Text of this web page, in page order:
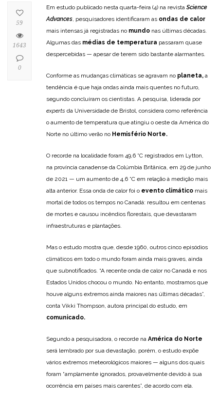
Em estudo publicado nesta quarta-feira (4) na revista Science
Advances, pesquisadores identificaram as ondas de calor
mais intensas já registradas no mundo nas últimas décadas.
Algumas das médias de temperatura passaram quase
despercebidas — apesar de terem sido bastante alarmantes.
Conforme as mudanças climáticas se agravam no planeta, a
tendência é que haja ondas ainda mais quentes no futuro,
segundo concluíram os cientistas. A pesquisa, liderada por
experts da Universidade de Bristol, considera como referência
o aumento de temperatura que atingiu o oeste da América do
Norte no último verão no Hemisfério Norte.
O recorde na localidade foram 49,6 °C registrados em Lytton,
na província canadense da Colúmbia Britânica, em 29 de junho
de 2021 — um aumento de 4,6 °C em relação à medição mais
alta anterior. Essa onda de calor foi o evento climático mais
mortal de todos os tempos no Canadá: resultou em centenas
de mortes e causou incêndios florestais, que devastaram
infraestruturas e plantações.
Mas o estudo mostra que, desde 1960, outros cinco episódios
climáticos em todo o mundo foram ainda mais graves, ainda
que subnotificados. “A recente onda de calor no Canadá e nos
Estados Unidos chocou o mundo. No entanto, mostramos que
houve alguns extremos ainda maiores nas últimas décadas”,
conta Vikki Thompson, autora principal do estudo, em
comunicado.
Segundo a pesquisadora, o recorde na América do Norte
será lembrado por sua devastação, porém, o estudo expõe
vários extremos meteorológicos maiores — alguns dos quais
foram “amplamente ignorados, provavelmente devido à sua
ocorrência em países mais carentes”, de acordo com ela.
59
1643
0